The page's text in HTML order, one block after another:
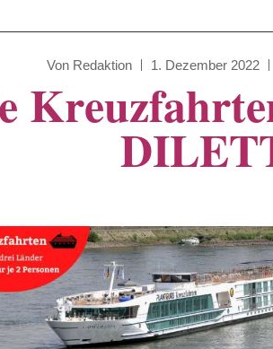
Von Redaktion 1. Dezember 2022